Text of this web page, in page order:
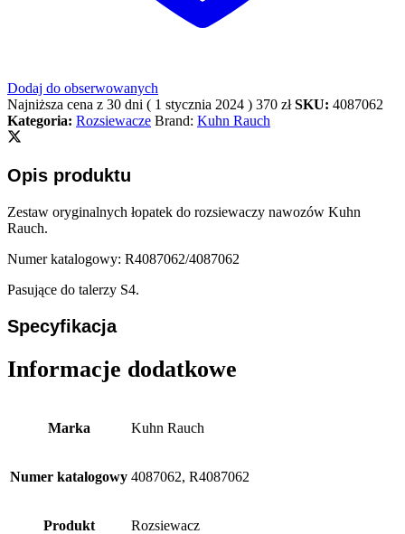
Dodaj do obserwowanych
Najniższa cena z 30 dni ( 1 stycznia 2024 ) 370 zł SKU: 4087062
Kategoria: Rozsiewacze Brand: Kuhn Rauch
Opis produktu
Zestaw oryginalnych łopatek do rozsiewaczy nawozów Kuhn
Rauch.
Numer katalogowy: R4087062/4087062
Pasujące do talerzy S4.
Specyfikacja
Informacje dodatkowe
Marka Kuhn Rauch
Numer katalogowy 4087062, R4087062
Produkt Rozsiewacz